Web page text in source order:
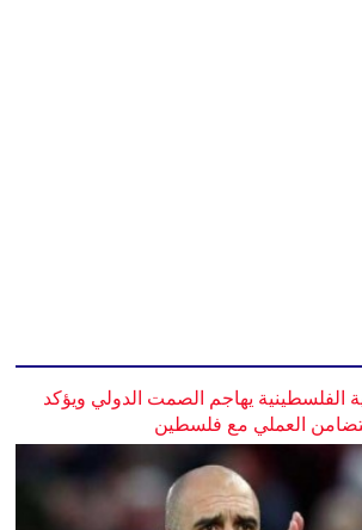
الفلسطينية يهاجم الصمت الدولي ويؤكد
العملي مع فلسطين